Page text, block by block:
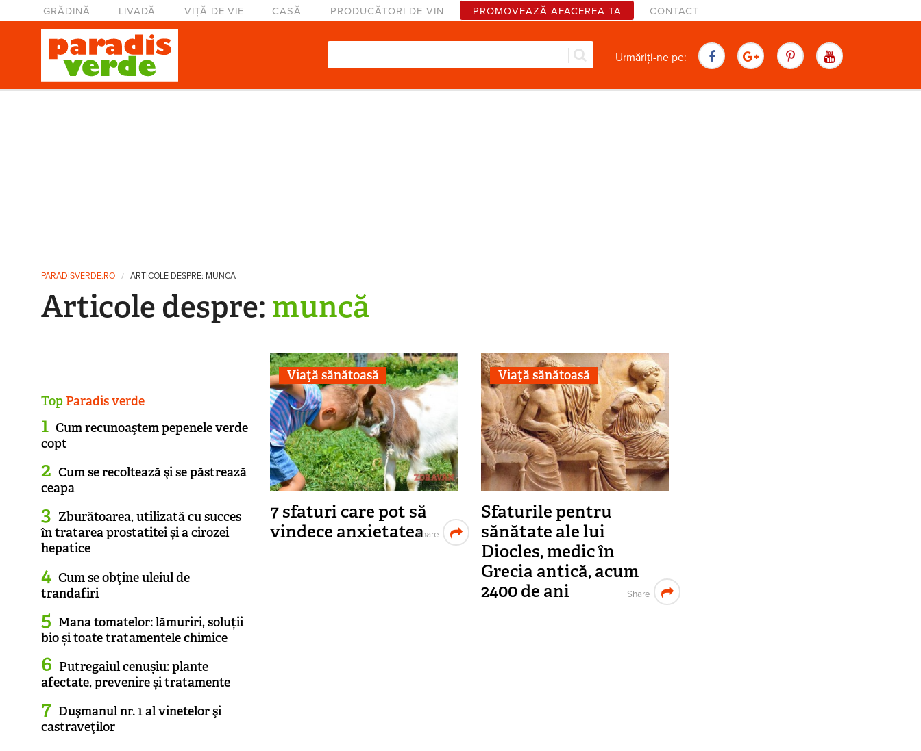
Mergi la conţinutul principal
Meniu principal
GRĂDINĂ LIVADĂ VIȚĂ-DE-VIE CASĂ PRODUCĂTORI DE VIN PROMOVEAZĂ AFACEREA TA CONTACT
Formular de căutare Urmăriți-ne pe:
Eşti aici
PARADISVERDE.RO ARTICOLE DESPRE: MUNCĂ
Articole despre: muncă
Viaţă sănătoasă
7 sfaturi care pot să
vindece anxietateaShare
Viaţă sănătoasă
Sfaturile pentru
sănătate ale lui
Diocles, medic în
Grecia antică, acum
2400 de ani
Share
TopParadis verde
Cum recunoaştem pepenele verde
copt
Cum se recoltează şi se păstrează
ceapa
Zburătoarea, utilizată cu succes
în tratarea prostatitei și a cirozei
hepatice
Cum se obţine uleiul de
trandafiri
Mana tomatelor: lămuriri, soluții
bio și toate tratamentele chimice
Putregaiul cenușiu: plante
afectate, prevenire și tratamente
Duşmanul nr. 1 al vinetelor şi
castraveţilor